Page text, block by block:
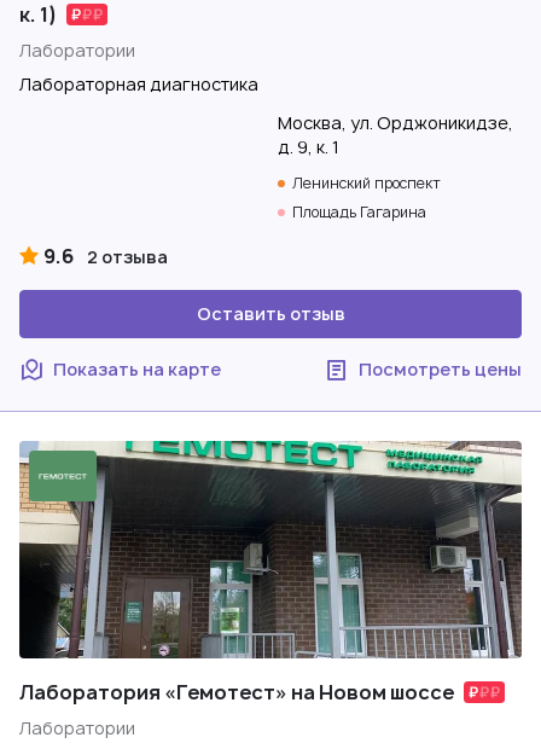
к. 1)
Лаборатории
Лабораторная диагностика
Москва, ул. Орджоникидзе,
д. 9, к. 1
Ленинский проспект
Площадь Гагарина
9.6 2 отзыва
Оставить отзыв
Показать на карте Посмотреть цены
Лаборатория «Гемотест» на Новом шоссе
Лаборатории